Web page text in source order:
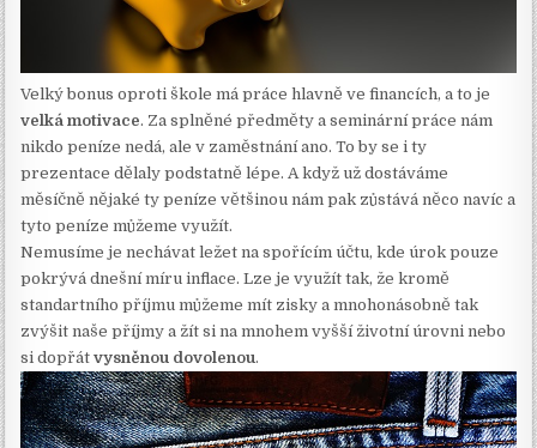
Velký bonus oproti škole má práce hlavně ve financích, a to je
velká motivace. Za splněné předměty a seminární práce nám
nikdo peníze nedá, ale v zaměstnání ano. To by se i ty
prezentace dělaly podstatně lépe. A když už dostáváme
měsíčně nějaké ty peníze většinou nám pak zůstává něco navíc a
tyto peníze můžeme využít.
Nemusíme je nechávat ležet na spořícím účtu, kde úrok pouze
pokrývá dnešní míru inflace. Lze je využít tak, že kromě
standartního příjmu můžeme mít zisky a mnohonásobně tak
zvýšit naše příjmy a žít si na mnohem vyšší životní úrovni nebo
si dopřátvysněnou dovolenou.